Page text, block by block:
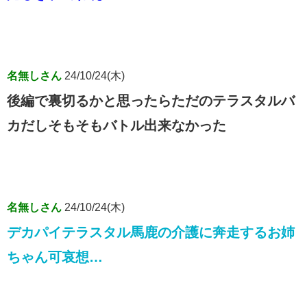
名無しさん 24/10/24(木)
後編で裏切るかと思ったらただのテラスタルバ
カだしそもそもバトル出来なかった
名無しさん 24/10/24(木)
デカパイテラスタル馬鹿の介護に奔走するお姉
ちゃん可哀想…